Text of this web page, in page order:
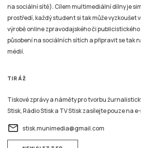
na sociální sítě). Cílem multimediální dílny je
prostředí, každý student si tak může vyzkoušet
výrobě online zpravodajského či
působení na sociálních sítích a připravit se tak
médií.
TIRÁŽ
Tiskové zprávy a náměty pro tvorbu
Stisk, Rádio Stisk a TV Stisk zasílejte pouze na
email stisk.munimedia@gmail.com